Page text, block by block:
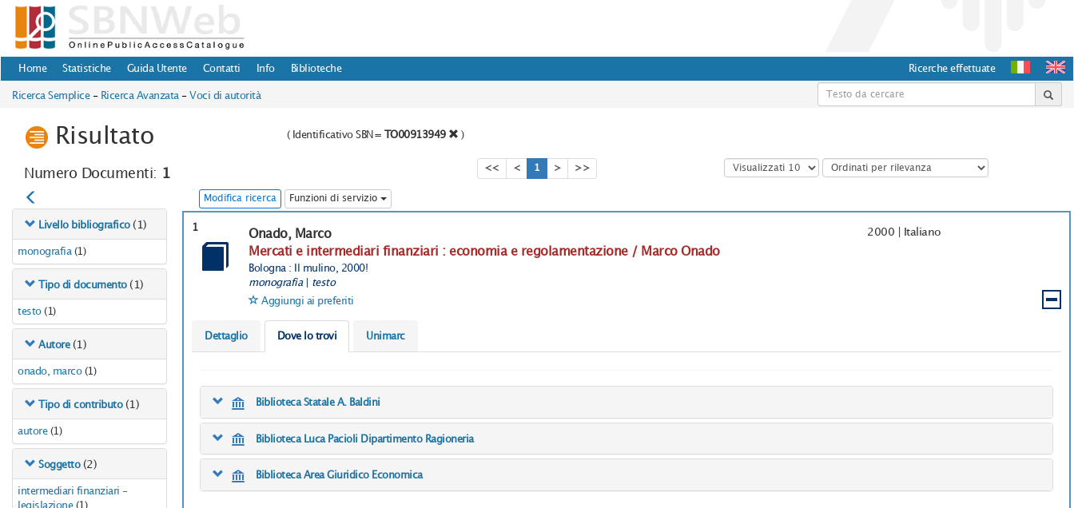
Home Statistiche Guida Utente Contatti Info Biblioteche Ricerche effettuate
Ricerca Semplice - Ricerca Avanzata - Voci di autorità
Risultato ( Identificativo SBN= TO00913949 )
Numero Documenti: 1 << < 1 > >>
Modifica ricerca Funzioni di servizio
Livello bibliografico (1)
monografia (1)
Tipo di documento (1)
testo (1)
Autore (1)
onado, marco (1)
Tipo di contributo (1)
autore (1)
Soggetto (2)
intermediari finanziari -
legislazione (1)
1
Onado, Marco
Mercati e intermediari finanziari : economia e regolamentazione / Marco Onado
Bologna : Il mulino, 2000!
monografia| testo
2000 Italiano
Aggiungi ai preferiti
Dettaglio Dove lo trovi Unimarc
Biblioteca Statale A. Baldini
Biblioteca Luca Pacioli Dipartimento Ragioneria
Biblioteca Area Giuridico Economica